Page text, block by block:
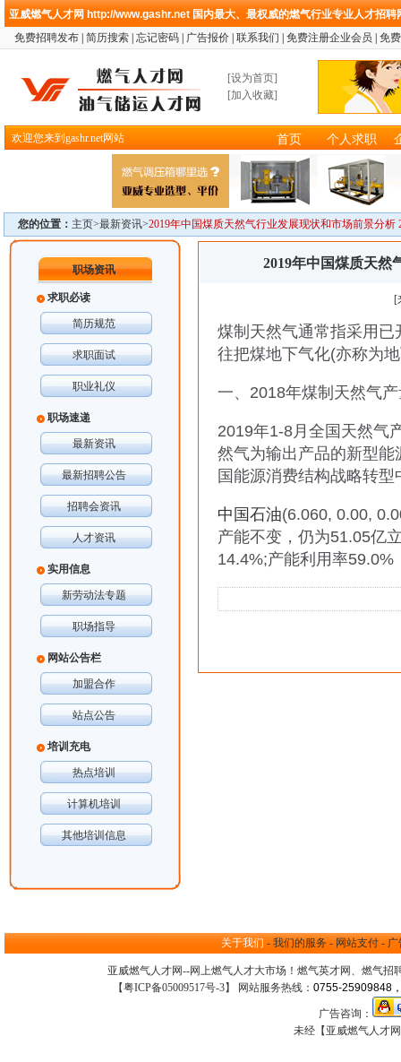
亚威燃气人才网 http://www.gashr.net 国内最大、最权威的燃气行业专业人才招
免费招聘发布 简历搜索 忘记密码 广告报价 联系我们 免费注册企业会员 免
[设为首页]
[加入收藏]
欢迎您来到gashr.net网站 首页 个人求职
您的位置： 主页>最新资讯>2019年中国煤质天然气行业发展现状和市场前景分析
职场资讯
求职必读
简历规范
求职面试
职业礼仪
职场速递
最新资讯
最新招聘公告
招聘会资讯
人才资讯
实用信息
新劳动法专题
职场指导
网站公告栏
加盟合作
站点公告
培训充电
热点培训
计算机培训
其他培训信息
2019年中国煤质天然
[
煤制天然气通常指采用
往把煤地下气化(亦称为
一、2018年煤制天然气
2019年1-8月全国天然气
然气为输出产品的新型
国能源消费结构战略转型
中国石油(6.060, 0.00,
产能不变，仍为51.05亿
14.4%;产能利用率59.0%
关于我们 - 我们的服务 - 网站支付- 广
亚威燃气人才网--网上燃气人才大市场 ！ 燃气英才网 、 燃气招
【粤ICP备05009517号-3】 网站服务热线： 0755-25909848
广告咨询：
未经【亚威燃气人才